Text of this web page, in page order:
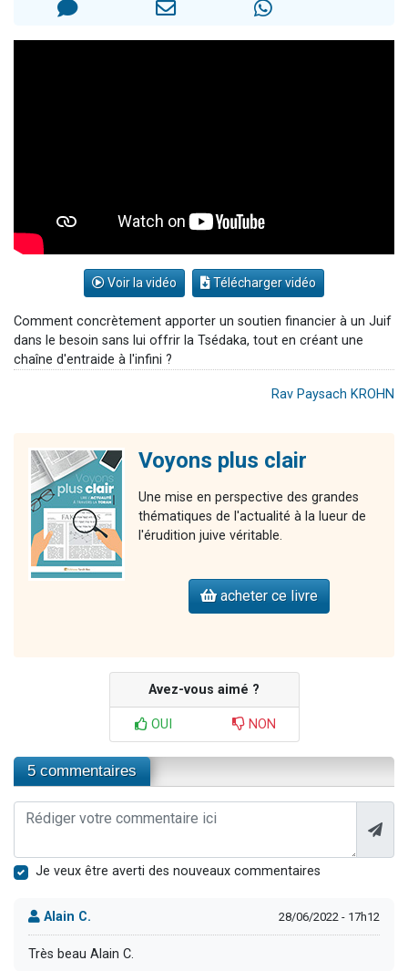
4 personnes viennent de nous rejoindre sur WhatsApp
Voir la vidéo Télécharger vidéo
Comment concrètement apporter un soutien financier à un Juif
dans le besoin sans lui offrir la Tsédaka, tout en créant une
chaîne d'entraide à l'infini ?
Rav Paysach KROHN
Voyons plus clair
Une mise en perspective des grandes
thématiques de l'actualité à la lueur de
l'érudition juive véritable.
acheter ce livre
Avez-vous aimé ?
OUI NON
5 commentaires
Je veux être averti des nouveaux commentaires
Alain C. 28/06/2022 - 17h12
Très beau Alain C.